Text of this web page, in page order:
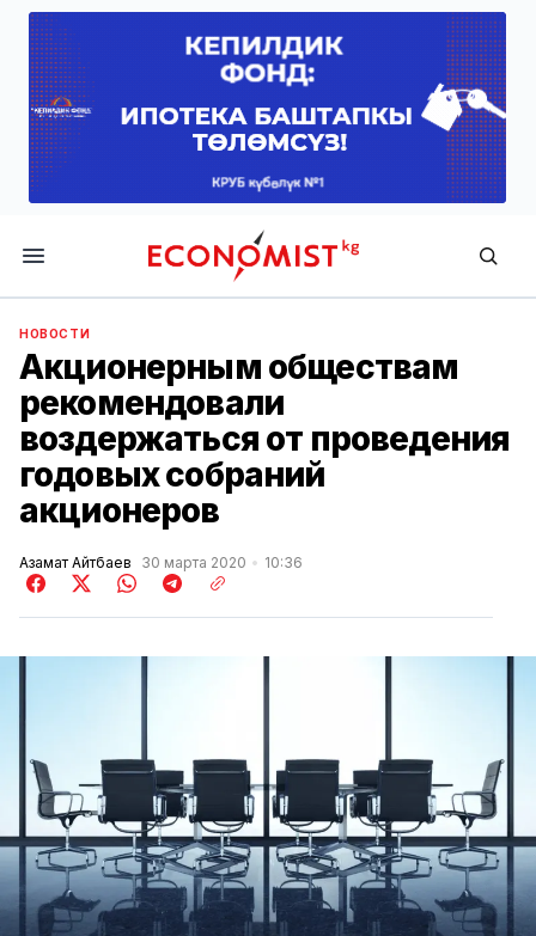
Economist.kg
НОВОСТИ
Акционерным обществам
рекомендовали
воздержаться от проведения
годовых собраний
акционеров
Азамат Айтбаев 30 марта 2020 10:36